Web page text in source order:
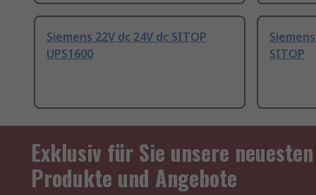
Siemens 22V dc 24V dc SITOP
UPS1600
SITOP
Exklusiv für Sie unsere neuesten
Produkte und Angebote